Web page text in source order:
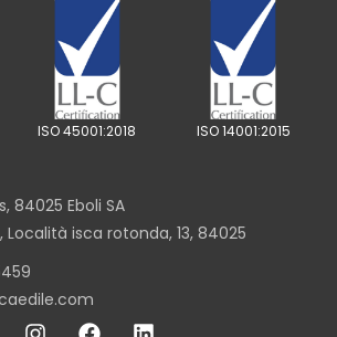
ISO 45001:2018 ISO 14001:2015
84025 Eboli SA
Località isca rotonda, 13, 84025